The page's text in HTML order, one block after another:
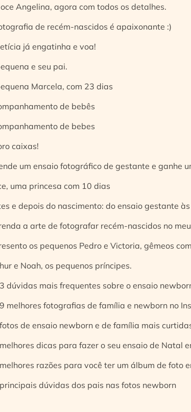
Angelina, agora com todos os detalhes.
de recém-nascidos é apaixonante :)
já engatinha e voa!
e seu pai.
Marcela, com 23 dias
de bebês
de bebes
caixas!
um ensaio fotográfico de gestante e ganhe
uma princesa com 10 dias
e depois do nascimento: do ensaio gestante às
a arte de fotografar recém-nascidos no
os pequenos Pedro e Victoria, gêmeos
e Noah, os pequenos príncipes.
dúvidas mais frequentes sobre o ensaio
melhores fotografias de família e newborn no
de ensaio newborn e de família mais
dicas para fazer o seu ensaio de Natal
razões para você ter um álbum de foto
dúvidas dos pais nas fotos newborn